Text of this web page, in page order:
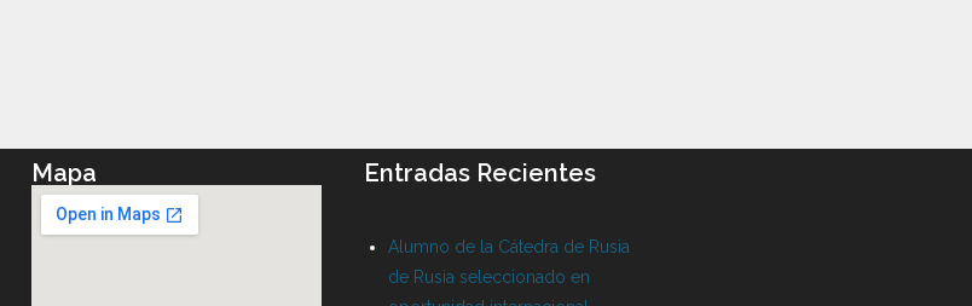
Mapa Entradas Recientes
Alumno de la Cátedra de Rusia
de Rusia seleccionado en